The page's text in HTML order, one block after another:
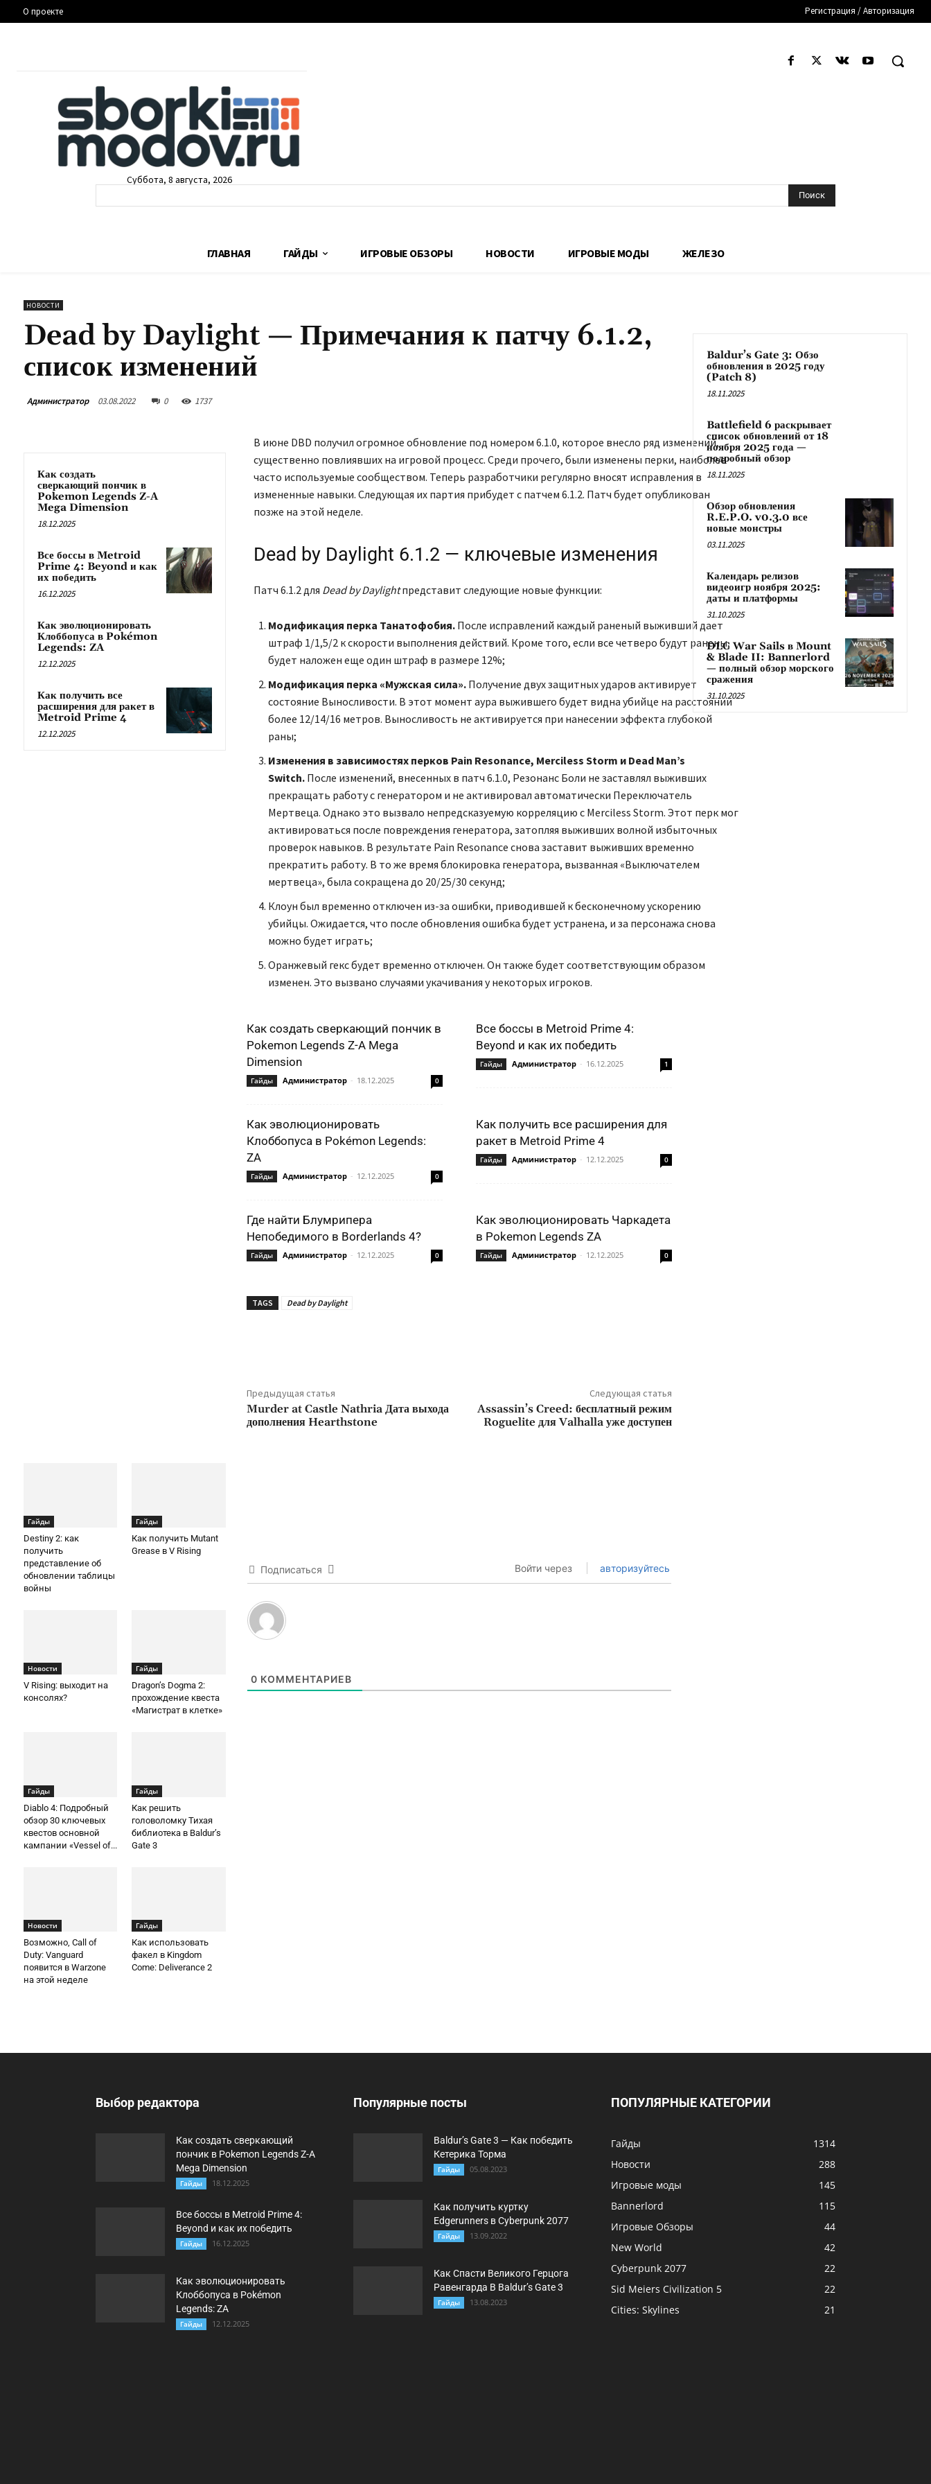
О проекте Регистрация / Авторизация
Суббота, 8 августа, 2026
Поиск
ГЛАВНАЯ ГАЙДЫ ИГРОВЫЕ ОБЗОРЫ НОВОСТИ ИГРОВЫЕ МОДЫ ЖЕЛЕЗО
НОВОСТИ
Dead by Daylight — Примечания к патчу 6.1.2,
список изменений
Администратор 03.08.2022 0 1737
Как создать
сверкающий пончик в
Pokemon Legends Z-A
Mega Dimension
18.12.2025
Все боссы в Metroid
Prime 4: Beyond и как
их победить
16.12.2025
Как эволюционировать
Клоббопуса в Pokémon
Legends: ZA
12.12.2025
Как получить все
расширения для ракет в
Metroid Prime 4
12.12.2025
В июне DBD получил огромное обновление под номером 6.1.0, которое внесло ряд изменений,
существенно повлиявших на игровой процесс. Среди прочего, были изменены перки, наиболее
часто используемые сообществом. Теперь разработчики регулярно вносят исправления в
измененные навыки. Следующая их партия прибудет с патчем 6.1.2. Патч будет опубликован
позже на этой неделе.
Dead by Daylight 6.1.2 — ключевые изменения
Патч 6.1.2 для Dead by Daylightпредставит следующие новые функции:
Модификация перка Танатофобия. После исправлений каждый раненый выживший дает
штраф 1/1,5/2 к скорости выполнения действий. Кроме того, если все четверо будут ранены,
будет наложен еще один штраф в размере 12%;
Модификация перка «Мужская сила». Получение двух защитных ударов активирует
состояние Выносливости. В этот момент аура выжившего будет видна убийце на расстоянии
более 12/14/16 метров. Выносливость не активируется при нанесении эффекта глубокой
раны;
Изменения в зависимостях перков Pain Resonance, Merciless Storm и Dead Man’s
Switch. После изменений, внесенных в патч 6.1.0, Резонанс Боли не заставлял выживших
прекращать работу с генератором и не активировал автоматически Переключатель
Мертвеца. Однако это вызвало непредсказуемую корреляцию с Merciless Storm. Этот перк мог
активироваться после повреждения генератора, затопляя выживших волной избыточных
проверок навыков. В результате Pain Resonance снова заставит выживших временно
прекратить работу. В то же время блокировка генератора, вызванная «Выключателем
мертвеца», была сокращена до 20/25/30 секунд;
Клоун был временно отключен из-за ошибки, приводившей к бесконечному ускорению
убийцы. Ожидается, что после обновления ошибка будет устранена, и за персонажа снова
можно будет играть;
Оранжевый гекс будет временно отключен. Он также будет соответствующим образом
изменен. Это вызвано случаями укачивания у некоторых игроков.
Как создать сверкающий пончик в
Pokemon Legends Z-A Mega
Dimension
Гайды Администратор - 18.12.2025 0
Все боссы в Metroid Prime 4:
Beyond и как их победить
Гайды Администратор - 16.12.2025 1
Как эволюционировать
Клоббопуса в Pokémon Legends:
ZA
Гайды Администратор - 12.12.2025 0
Как получить все расширения для
ракет в Metroid Prime 4
Гайды Администратор - 12.12.2025 0
Где найти Блумрипера
Непобедимого в Borderlands 4?
Гайды Администратор - 12.12.2025 0
Как эволюционировать Чаркадета
в Pokemon Legends ZA
Гайды Администратор - 12.12.2025 0
TAGS Dead by Daylight
Предыдущая статья
Murder at Castle Nathria Дата выхода
дополнения Hearthstone
Следующая статья
Assassin’s Creed: бесплатный режим
Roguelite для Valhalla уже доступен
Гайды
Destiny 2: как
получить
представление об
обновлении таблицы
войны
Гайды
Как получить Mutant
Grease в V Rising
Новости
V Rising: выходит на
консолях?
Гайды
Dragon’s Dogma 2:
прохождение квеста
«Магистрат в клетке»
Гайды
Diablo 4: Подробный
обзор 30 ключевых
квестов основной
кампании «Vessel of...
Гайды
Как решить
головоломку Тихая
библиотека в Baldur’s
Gate 3
Новости
Возможно, Call of
Duty: Vanguard
появится в Warzone
на этой неделе
Гайды
Как использовать
факел в Kingdom
Come: Deliverance 2
Подписаться Войти через авторизуйтесь
0 КОММЕНТАРИЕВ
Baldur’s Gate 3: Обзо
обновления в 2025 году
(Patch 8)
18.11.2025
Battlefield 6 раскрывает
список обновлений от 18
ноября 2025 года —
подробный обзор
18.11.2025
Обзор обновления
R.E.P.O. v0.3.0 все
новые монстры
03.11.2025
Календарь релизов
видеоигр ноября 2025:
даты и платформы
31.10.2025
DLC War Sails в Mount
& Blade II: Bannerlord
— полный обзор морского
сражения
31.10.2025
Выбор редактора
Как создать сверкающий
пончик в Pokemon Legends Z-A
Mega Dimension
Гайды 18.12.2025
Все боссы в Metroid Prime 4:
Beyond и как их победить
Гайды 16.12.2025
Как эволюционировать
Клоббопуса в Pokémon
Legends: ZA
Гайды 12.12.2025
Популярные посты
Baldur’s Gate 3 — Как победить
Кетерика Торма
Гайды 05.08.2023
Как получить куртку
Edgerunners в Cyberpunk 2077
Гайды 13.09.2022
Как Спасти Великого Герцога
Равенгарда В Baldur’s Gate 3
Гайды 13.08.2023
ПОПУЛЯРНЫЕ КАТЕГОРИИ
Гайды
1314
Новости
288
Игровые моды
145
Bannerlord
115
Игровые Обзоры
44
New World
42
Cyberpunk 2077
22
Sid Meiers Civilization 5
22
Cities: Skylines
21